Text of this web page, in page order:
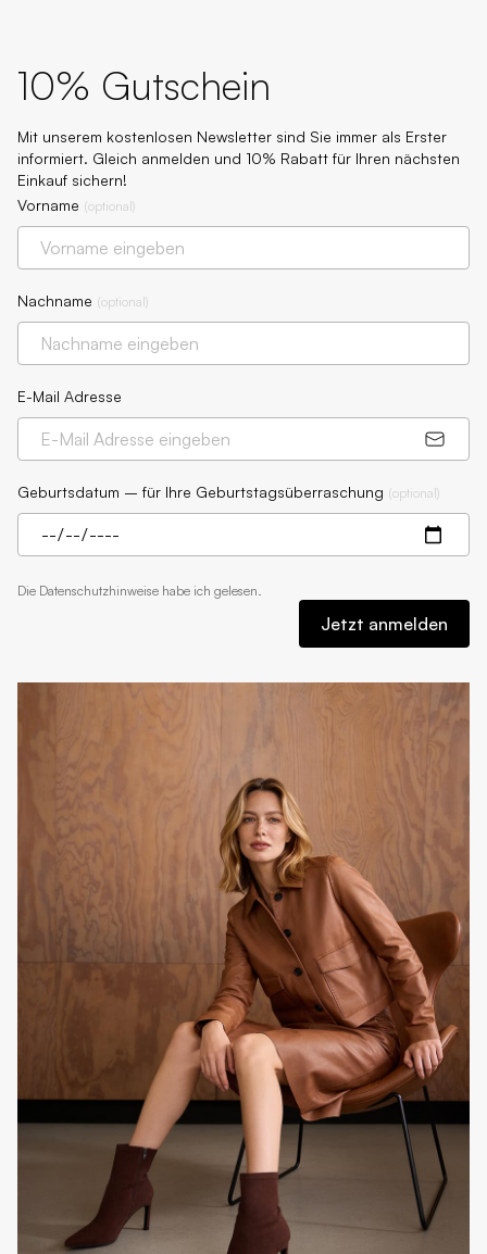
10% Gutschein
Mit unserem kostenlosen Newsletter sind Sie immer als Erster
informiert. Gleich anmelden und 10% Rabatt für Ihren nächsten
Einkauf sichern!
Vorname (optional)
Nachname (optional)
E-Mail Adresse
Geburtsdatum – für Ihre Geburtstagsüberraschung (optional)
Die Datenschutzhinweise habe ich gelesen.
Jetzt anmelden